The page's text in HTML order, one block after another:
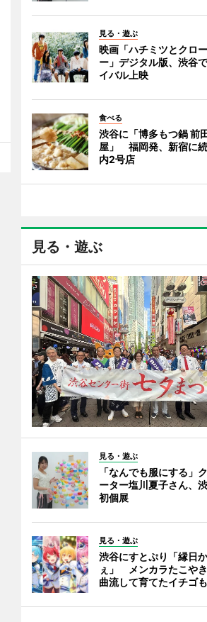
見る・遊ぶ
映画「ハチミツとクロ
ー」デジタル版、渋谷
イバル上映
食べる
渋谷に「博多もつ鍋 前
屋」 福岡発、新宿に
内2号店
見る・遊ぶ
見る・遊ぶ
「なんでも服にする」
ーター塩川夏子さん、
初個展
見る・遊ぶ
渋谷にすとぷり「縁日
ぇ」 メンカラたこや
曲流して育てたイチゴも